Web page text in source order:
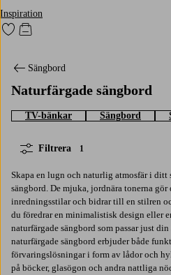
Inspiration
Gå till favoritmarkerade produkter
Gå till kundvagnen
Sängbord
Naturfärgade sängbord
TV-bänkar Sängbord
Filtrera 1
Skapa en lugn och naturlig atmosfär i ditt
sängbord. De mjuka, jordnära tonerna
inredningsstilar och bidrar till en stilren
du föredrar en minimalistisk design eller
naturfärgade sängbord som passar just
naturfärgade sängbord erbjuder både
förvaringslösningar i form av lådor och
på böcker, glasögon och andra nattliga